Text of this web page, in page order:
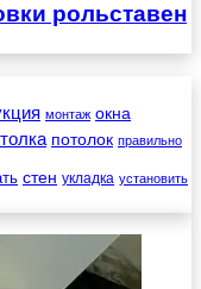
рольставен
монтаж окна
потолок правильно
стен укладка установить